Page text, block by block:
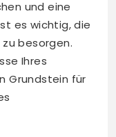
und eine
es wichtig, die
besorgen.
Ihres
Grundstein für